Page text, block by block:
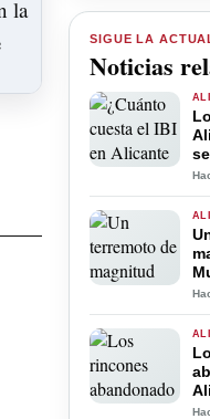
SIGUE LA
Noticias